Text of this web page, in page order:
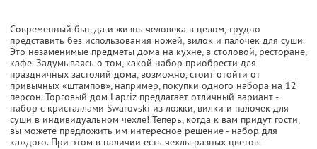
Современный быт, да и жизнь человека в целом, трудно
представить без использования ножей, вилок и палочек для суши.
Это незаменимые предметы дома на кухне, в столовой, ресторане,
кафе. Задумываясь о том, какой набор приобрести для
праздничных застолий дома, возможно, стоит отойти от
привычных «штампов», например, покупки одного набора на 12
персон. Торговый дом Lapriz предлагает отличный вариант -
набор с кристаллами Swarovski из ложки, вилки и палочек для
суши в индивидуальном чехле! Теперь, когда к вам придут гости,
вы можете предложить им интересное решение - набор для
каждого. При этом в наличии есть чехлы разных цветов.